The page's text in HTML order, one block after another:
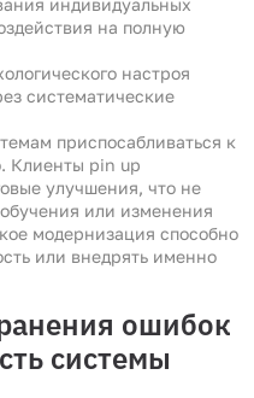
на полную
настроя
систематические
приспосабливаться к
Клиенты pin up
улучшения, что не
или изменения
модернизация способно
или внедрять именно
ошибок
системы